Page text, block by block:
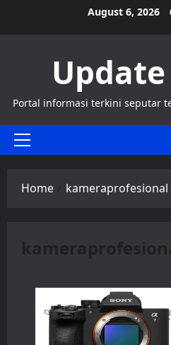
August 6, 2026
Portal informasi terkini seputar
Primary
Home kameraprofesional